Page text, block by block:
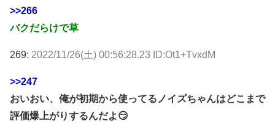
>>266
バクだらけで草
269: 2022/11/26(土) 00:56:28.23 ID:Ot1+TvxdM
>>247
おいおい、俺が初期から使ってるノイズちゃんはどこまで
評価爆上がりするんだよ😏